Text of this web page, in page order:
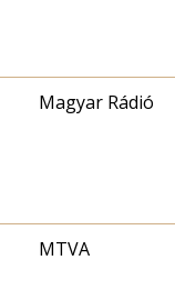
Magyar Rádió
MTVA